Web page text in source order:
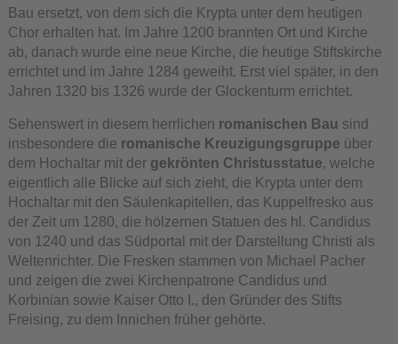
Bau ersetzt, von dem sich die Krypta unter dem heutigen
Chor erhalten hat. Im Jahre 1200 brannten Ort und Kirche
ab, danach wurde eine neue Kirche, die heutige Stiftskirche
errichtet und im Jahre 1284 geweiht. Erst viel später, in den
Jahren 1320 bis 1326 wurde der Glockenturm errichtet.
Sehenswert in diesem herrlichen romanischen Bau sind
insbesondere die romanische Kreuzigungsgruppe über
dem Hochaltar mit der gekrönten Christusstatue, welche
eigentlich alle Blicke auf sich zieht, die Krypta unter dem
Hochaltar mit den Säulenkapitellen, das Kuppelfresko aus
der Zeit um 1280, die hölzernen Statuen des hl. Candidus
von 1240 und das Südportal mit der Darstellung Christi als
Weltenrichter. Die Fresken stammen von Michael Pacher
und zeigen die zwei Kirchenpatrone Candidus und
Korbinian sowie Kaiser Otto I., den Gründer des Stifts
Freising, zu dem Innichen früher gehörte.